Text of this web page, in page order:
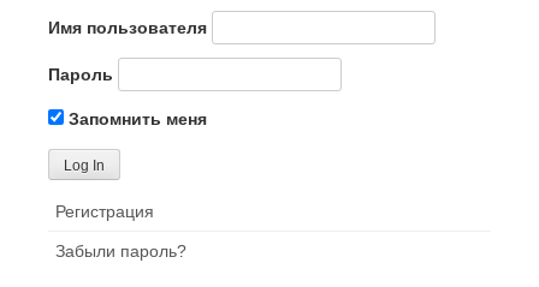
Имя пользователя
Пароль
Запомнить меня
Регистрация
Забыли пароль?